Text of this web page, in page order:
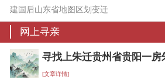
建国后山东省地图区划变迁
网上寻亲
[文章详情]